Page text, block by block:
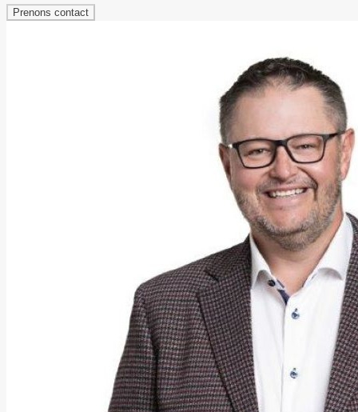
Prenons contact